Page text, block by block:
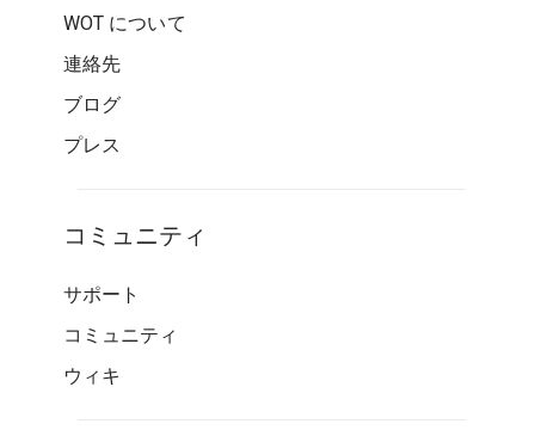
WOT について
連絡先
ブログ
プレス
コミュニティ
サポート
コミュニティ
ウィキ